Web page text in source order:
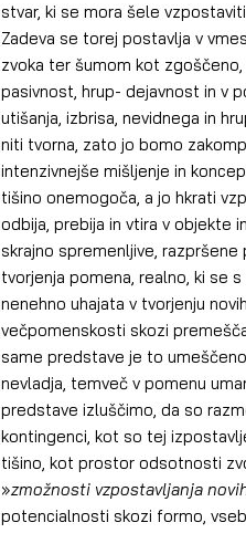
stvar, ki se mora šele
Zadeva se torej postavlja v
zvoka ter šumom kot
pasivnost, hrup- dejavnost in v
utišanja, izbrisa, nevidnega in
niti tvorna, zato jo bomo
intenzivnejše mišljenje in
tišino onemogoča, a jo hkrati
odbija, prebija in vtira v objekte
skrajno spremenljive, razpršene
tvorjenja pomena, realno, ki se
nenehno uhajata v tvorjenju
večpomenskosti skozi
same predstave je to
nevladja, temveč v pomenu
predstave izluščimo, da so
kontingenci, kot so tej
tišino, kot prostor odsotnosti
»zmožnosti vzpostavljanja
potencialnosti skozi formo,